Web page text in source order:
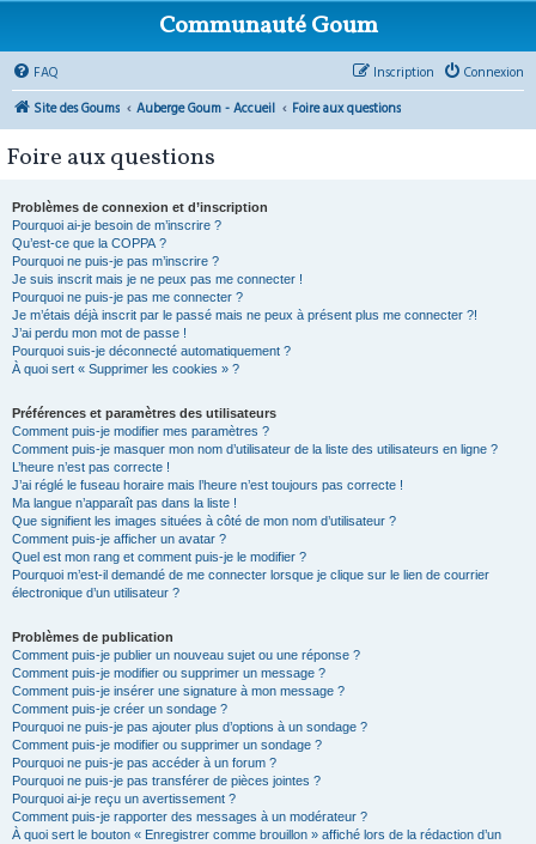
Communauté Goum
FAQ Connexion
Inscription
Site des Goums
Auberge Goum - Accueil Foire aux questions
Foire aux questions
Problèmes de connexion et d’inscription
Pourquoi ai-je besoin de m’inscrire ?
Qu’est-ce que la COPPA ?
Pourquoi ne puis-je pas m’inscrire ?
Je suis inscrit mais je ne peux pas me connecter !
Pourquoi ne puis-je pas me connecter ?
Je m’étais déjà inscrit par le passé mais ne peux à présent plus me connecter ?!
J’ai perdu mon mot de passe !
Pourquoi suis-je déconnecté automatiquement ?
À quoi sert « Supprimer les cookies » ?
Préférences et paramètres des utilisateurs
Comment puis-je modifier mes paramètres ?
Comment puis-je masquer mon nom d’utilisateur de la liste des utilisateurs en ligne ?
L’heure n’est pas correcte !
J’ai réglé le fuseau horaire mais l’heure n’est toujours pas correcte !
Ma langue n’apparaît pas dans la liste !
Que signifient les images situées à côté de mon nom d’utilisateur ?
Comment puis-je afficher un avatar ?
Quel est mon rang et comment puis-je le modifier ?
Pourquoi m’est-il demandé de me connecter lorsque je clique sur le lien de courrier
électronique d’un utilisateur ?
Problèmes de publication
Comment puis-je publier un nouveau sujet ou une réponse ?
Comment puis-je modifier ou supprimer un message ?
Comment puis-je insérer une signature à mon message ?
Comment puis-je créer un sondage ?
Pourquoi ne puis-je pas ajouter plus d’options à un sondage ?
Comment puis-je modifier ou supprimer un sondage ?
Pourquoi ne puis-je pas accéder à un forum ?
Pourquoi ne puis-je pas transférer de pièces jointes ?
Pourquoi ai-je reçu un avertissement ?
Comment puis-je rapporter des messages à un modérateur ?
À quoi sert le bouton « Enregistrer comme brouillon » affiché lors de la rédaction d’un